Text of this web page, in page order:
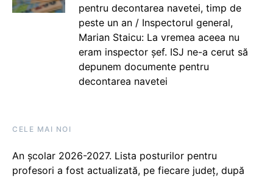
pentru decontarea navetei, timp de
peste un an / Inspectorul general,
Marian Staicu: La vremea aceea nu
eram inspector șef. ISJ ne-a cerut să
depunem documente pentru
decontarea navetei
CELE MAI NOI
An școlar 2026-2027. Lista posturilor pentru
profesori a fost actualizată, pe fiecare județ, după